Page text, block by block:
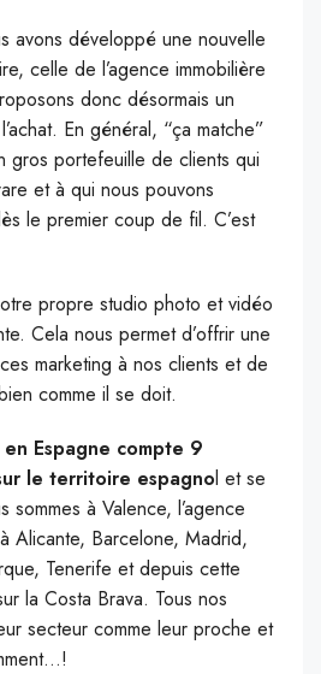
avons développé une nouvelle
celle de l’agence immobilière
donc désormais un
En général, “ça matche”
gros portefeuille de clients qui
et à qui nous pouvons
le premier coup de fil. C’est
propre studio photo et vidéo
Cela nous permet d’offrir une
marketing à nos clients et de
comme il se doit.
en Espagne compte 9
le territoire espagnol et se
à Valence, l’agence
Alicante, Barcelone, Madrid,
Tenerife et depuis cette
la Costa Brava. Tous nos
secteur comme leur proche et